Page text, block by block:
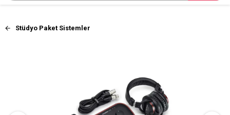
Stüdyo Paket Sistemler